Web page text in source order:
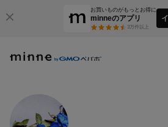
お買いものがもっとお得に
minneのアプリ
3万件以上